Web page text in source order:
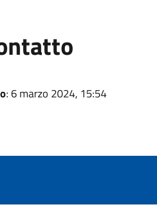
: 6 marzo 2024, 15:54